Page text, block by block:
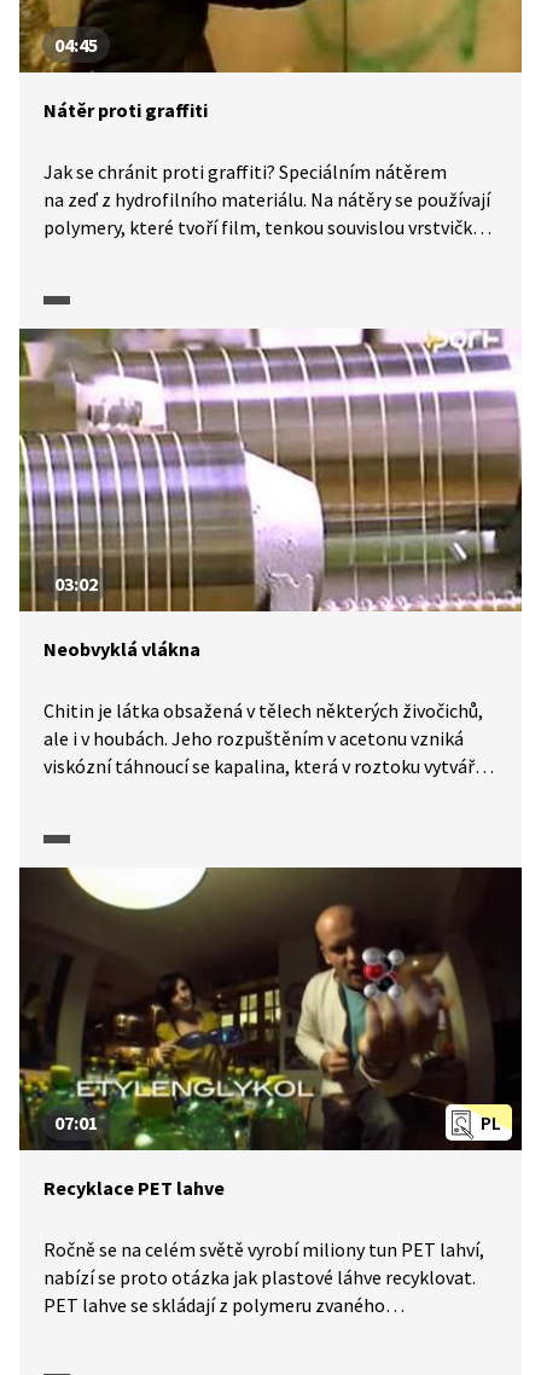
04:45
Nátěr proti graffiti
Jak se chránit proti graffiti? Speciálním nátěrem
na zeď z hydrofilního materiálu. Na nátěry se používají
polymery, které tvoří film, tenkou souvislou vrstvičku.
rozdíl mezi hydrofobní a hydrofilní látkou.
03:02
Neobvyklá vlákna
Chitin je látka obsažená v tělech některých živočichů,
ale i v houbách. Jeho rozpuštěním v acetonu vzniká
viskózní táhnoucí se kapalina, která v roztoku vytváří
korýšů. Ten se používá na výrobu obvazového
materiálu při léčbě spálenin a obtížně se hojících ran.
PL
07:01
Recyklace PET lahve
Ročně se na celém světě vyrobí miliony tun PET lahví,
nabízí se proto otázka jak plastové láhve recyklovat.
PET lahve se skládají z polymeru zvaného